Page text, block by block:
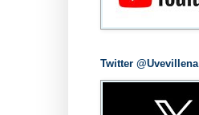
Twitter @Uvevillena